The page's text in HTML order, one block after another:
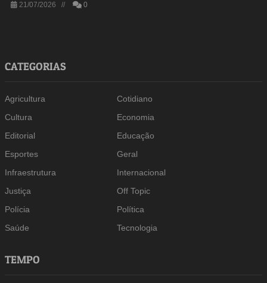
21/07/2026 // 0
CATEGORIAS
Agricultura
Cotidiano
Cultura
Economia
Editorial
Educação
Esportes
Geral
Infraestrutura
Internacional
Justiça
Off Topic
Polícia
Política
Saúde
Tecnologia
TEMPO